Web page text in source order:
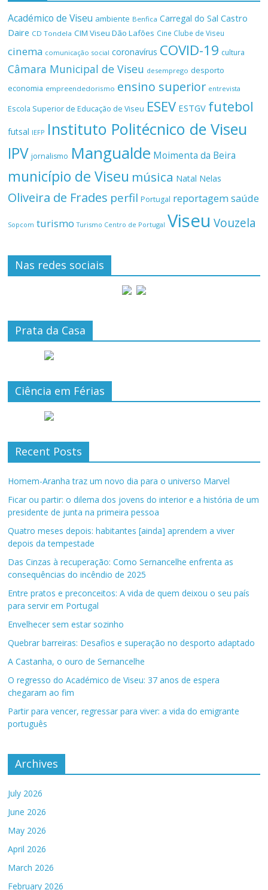
Académico de Viseu ambiente Benfica Carregal do Sal Castro
Daire CD Tondela CIM Viseu Dão Lafões Cine Clube de Viseu
cinema comunicação social coronavírus COVID-19 cultura
Câmara Municipal de Viseu desemprego desporto
economia empreendedorismo ensino superior entrevista
Escola Superior de Educação de Viseu ESEV ESTGV futebol
futsal IEFP Instituto Politécnico de Viseu
IPV jornalismo Mangualde Moimenta da Beira
município de Viseu música Natal Nelas
Oliveira de Frades perfil Portugal reportagemsaúde
Sopcom turismo Turismo Centro de Portugal Viseu Vouzela
Nas redes sociais
Prata da Casa
Ciência em Férias
Recent Posts
Homem-Aranha traz um novo dia para o universo Marvel
Ficar ou partir: o dilema dos jovens do interior e a história de um
presidente de junta na primeira pessoa
Quatro meses depois: habitantes [ainda] aprendem a viver
depois da tempestade
Das Cinzas à recuperação: Como Sernancelhe enfrenta as
consequências do incêndio de 2025
Entre pratos e preconceitos: A vida de quem deixou o seu país
para servir em Portugal
Envelhecer sem estar sozinho
Quebrar barreiras: Desafios e superação no desporto adaptado
A Castanha, o ouro de Sernancelhe
O regresso do Académico de Viseu: 37 anos de espera
chegaram ao fim
Partir para vencer, regressar para viver: a vida do emigrante
português
Archives
July 2026
June 2026
May 2026
April 2026
March 2026
February 2026